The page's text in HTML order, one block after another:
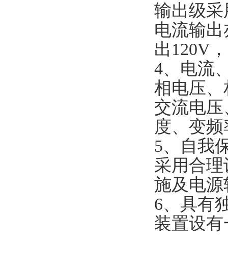
输出级
电流输
出120V
4、电流
相电压
交流电
度、变
5、自我
采用合
施及电
6、具有
装置设